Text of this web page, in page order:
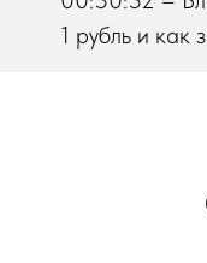
1 рубль и как